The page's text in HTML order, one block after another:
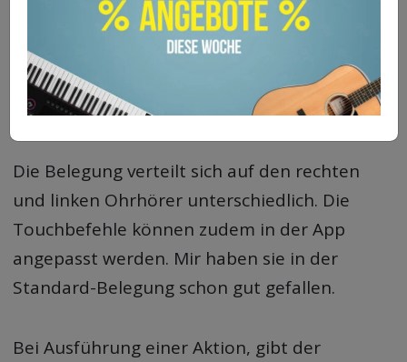
aktivieren
die Lautstärke einstellen
Anrufe annehmen / ablehnen
dich während eines Anrufes
Die Belegung verteilt sich auf den rechten
und linken Ohrhörer unterschiedlich. Die
Touchbefehle können zudem in der App
angepasst werden. Mir haben sie in der
Standard-Belegung schon gut gefallen.
Bei Ausführung einer Aktion, gibt der